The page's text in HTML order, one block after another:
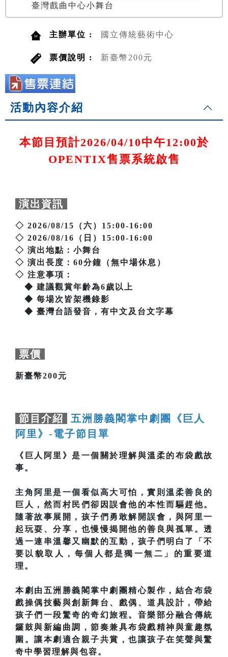
臺灣戲曲中心小舞台
主辦單位 : 國立傳統藝術中心
票價說明 : 新臺幣200元
活動內容介紹
本節目預計2026/04/10中午12:00於
OPENTIX售票系統啟售
演出資訊
◇ 2026/08/15（六）15:00-16:00
◇ 2026/08/16（日）15:00-16:00
◇ 演出地點：小舞台
◇ 演出長度：60分鐘（無中場休息）
◇ 注意事項：
◆ 建議觀賞年齡為6歲以上
◆ 每場次皆架機錄影
◆ 臺灣台語發音，有中文及台文字幕
票價
新臺幣200元
節目介紹
五洲勝義閣掌中劇團《巨人
阿里》-電子節目單
《巨人阿里》是一個關於理解與溫柔的布袋戲故
事。
主角阿里是一個看似高大可怕，實則溫柔善良的
巨人，然而村民們卻因誤會他的本性而驅趕他。
隨著故事展開，孩子們勇敢解開誤會，與阿里一
起玩耍、分享，也慢慢揭開他的善良與孤單。透
過一連串溫馨又幽默的互動，孩子們明白了「不
要以貌取人，每個人都是獨一無二」的重要道
理。
本劇由五洲勝義閣掌中劇團精心製作，結合布袋
戲操偶技藝與創新舞台、戲偶、道具設計，帶給
孩子們一段驚奇的奇幻旅程。音樂部分融合傳統
鑼鼓與新編曲調，節奏兼具布袋戲精神與童趣氛
圍。讓本劇適合親子共賞，也讓孩子在笑聲與驚
奇中學習理解與包容。